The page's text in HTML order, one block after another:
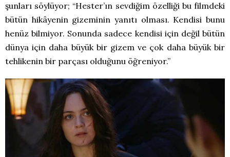
şunları söylüyor; “Hester’ın sevdiğim özelliği bu filmdeki
bütün hikâyenin gizeminin yanıtı olması. Kendisi bunu
henüz bilmiyor. Sonunda sadece kendisi için değil bütün
dünya için daha büyük bir gizem ve çok daha büyük bir
tehlikenin bir parçası olduğunu öğreniyor.”